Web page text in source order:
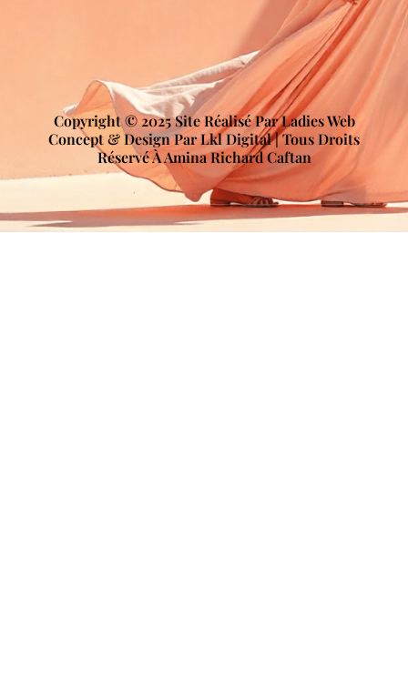
Copyright © 2025 Site Réalisé Par Ladies Web
Concept & Design Par Lkl Digital | Tous Droits
Réservé À Amina Richard Caftan